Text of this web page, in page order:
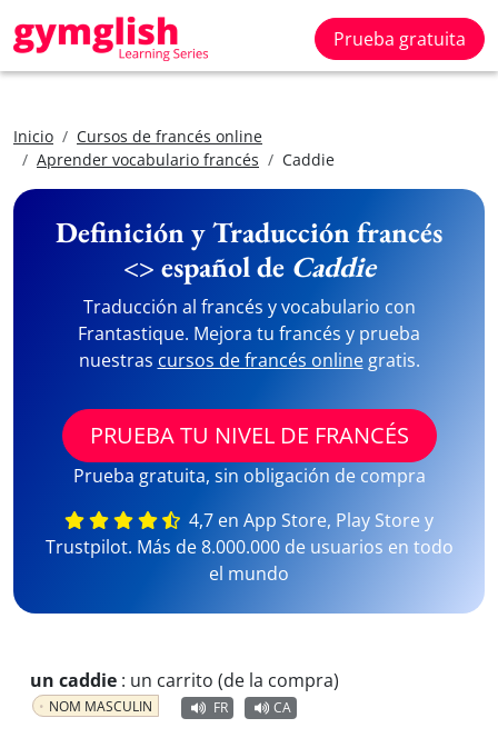
Prueba gratuita
Inicio
Cursos de francés online
Aprender vocabulario francés
Caddie
Definición y Traducción francés
<> español de Caddie
Traducción al francés y vocabulario con
Frantastique. Mejora tu francés y prueba
nuestras cursos de francés onlinegratis.
PRUEBA TU NIVEL DE FRANCÉS
Prueba gratuita, sin obligación de compra
4,7 en App Store, Play Store y
Trustpilot. Más de 8.000.000 de usuarios en todo
el mundo
un caddie : un carrito (de la compra)
NOM MASCULIN FR CA